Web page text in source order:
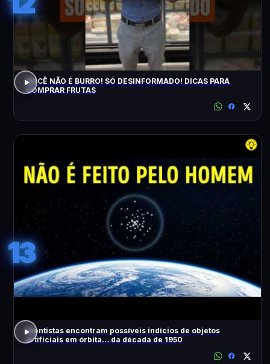
VOCÊ NÃO É BURRO! SÓ DESINFORMADO! DICAS PARA
COMPRAR FRUTAS
13
Cientistas encontram possíveis indícios de objetos
artificiais em órbita… da década de 1950